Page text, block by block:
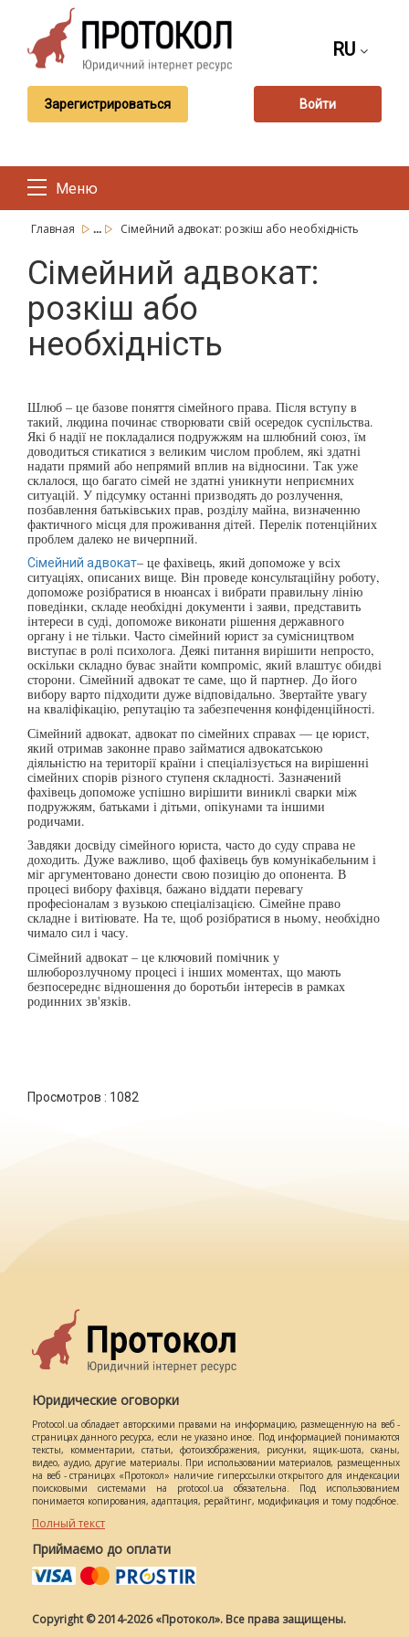
RU
Зарегистрироваться Войти
Меню
Главная ... Сімейний адвокат: розкіш або необхідність
Сімейний адвокат:
розкіш або
необхідність
Шлюб – це базове поняття сімейного права. Після вступу в
такий, людина починає створювати свій осередок суспільства.
Які б надії не покладалися подружжям на шлюбний союз, їм
доводиться стикатися з великим числом проблем, які здатні
надати прямий або непрямий вплив на відносини. Так уже
склалося, що багато сімей не здатні уникнути неприємних
ситуацій. У підсумку останні призводять до розлучення,
позбавлення батьківських прав, розділу майна, визначенню
фактичного місця для проживання дітей. Перелік потенційних
проблем далеко не вичерпний.
Сімейний адвокат– це фахівець, який допоможе у всіх
ситуаціях, описаних вище. Він проведе консультаційну роботу,
допоможе розібратися в нюансах і вибрати правильну лінію
поведінки, складе необхідні документи і заяви, представить
інтереси в суді, допоможе виконати рішення державного
органу і не тільки. Часто сімейний юрист за сумісництвом
виступає в ролі психолога. Деякі питання вирішити непросто,
оскільки складно буває знайти компроміс, який влаштує обидві
сторони. Сімейний адвокат те саме, що й партнер. До його
вибору варто підходити дуже відповідально. Звертайте увагу
на кваліфікацію, репутацію та забезпечення конфіденційності.
Сімейний адвокат, адвокат по сімейних справах — це юрист,
який отримав законне право займатися адвокатською
діяльністю на території країни і спеціалізується на вирішенні
сімейних спорів різного ступеня складності. Зазначений
фахівець допоможе успішно вирішити виниклі сварки між
подружжям, батьками і дітьми, опікунами та іншими
родичами.
Завдяки досвіду сімейного юриста, часто до суду справа не
доходить. Дуже важливо, щоб фахівець був комунікабельним і
міг аргументовано донести свою позицію до опонента. В
процесі вибору фахівця, бажано віддати перевагу
професіоналам з вузькою спеціалізацією. Сімейне право
складне і витіювате. На те, щоб розібратися в ньому, необхідно
чимало сил і часу.
Сімейний адвокат – це ключовий помічник у
шлюборозлучному процесі і інших моментах, що мають
безпосереднє відношення до боротьби інтересів в рамках
родинних зв'язків.
Просмотров : 1082
Юридические оговорки
Protocol.ua обладает авторскими правами на информацию, размещенную на веб -
страницах данного ресурса, если не указано иное. Под информацией понимаются
тексты, комментарии, статьи, фотоизображения, рисунки, ящик-шота, сканы,
видео, аудио, другие материалы. При использовании материалов, размещенных
на веб - страницах «Протокол» наличие гиперссылки открытого для индексации
поисковыми системами на protocol.ua обязательна. Под использованием
понимается копирования, адаптация, рерайтинг, модификация и тому подобное.
Полный текст
Приймаємо до оплати
Copyright © 2014-2026 «Протокол». Все права защищены.